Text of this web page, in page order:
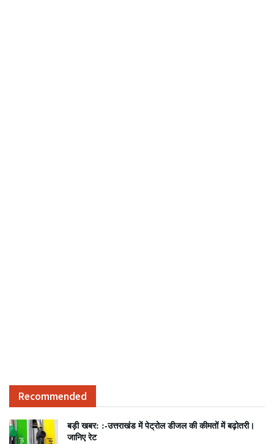
Recommended
बड़ी खबर: :-उत्तराखंड में पेट्रोल डीजल की कीमतों में बढ़ोतरी।
जानिए रेट